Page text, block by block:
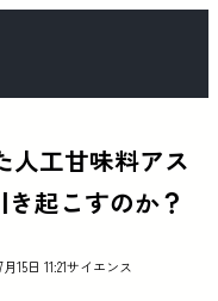
人工甘味料アス
起こすのか？
15日 11:21サイエンス